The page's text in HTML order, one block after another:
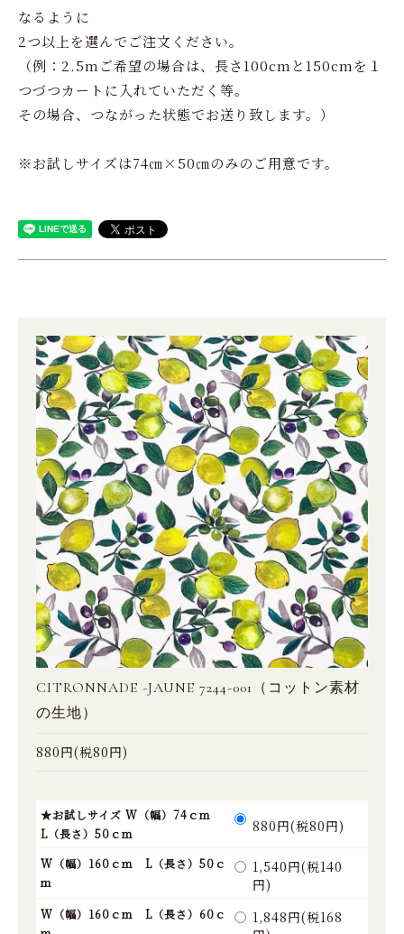
なるように
2つ以上を選んでご注文ください。
（例：2.5mご希望の場合は、長さ100cmと150cmを１
つづつカートに入れていただく等。
その場合、つながった状態でお送り致します。）
※お試しサイズは74㎝×50㎝のみのご用意です。
CITRONNADE -JAUNE 7244-001（コットン素材
の生地）
880円(税80円)
★お試しサイズ W（幅）74ｃｍ
L（長さ）50ｃｍ
880円(税80円)
W（幅）160ｃｍ L（長さ）50ｃ
ｍ
1,540円(税140
円)
W（幅）160ｃｍ L（長さ）60ｃ
1,848円(税168